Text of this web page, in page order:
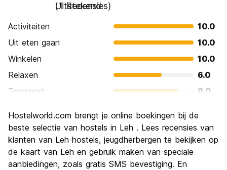
Uitstekend
(1 Recensies)
Activiteiten
10.0
Uit eten gaan
10.0
Winkelen
10.0
Relaxen
6.0
Transport
8.0
Cultuur
10.0
Uitgaan
2.0
Waarde voor uw geld
Hostelworld.com brengt je online boekingen bij de
beste selectie van hostels in Leh . Lees recensies van
klanten van Leh hostels, jeugdherbergen te bekijken op
de kaart van Leh en gebruik maken van speciale
aanbiedingen, zoals gratis SMS bevestiging. En